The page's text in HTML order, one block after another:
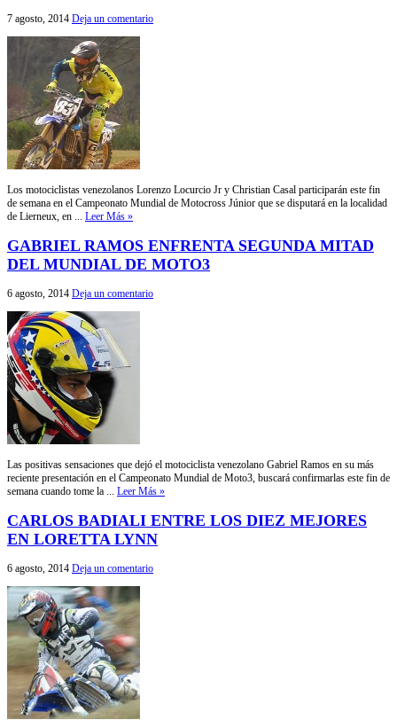
7 agosto, 2014 Deja un comentario
Los motociclistas venezolanos Lorenzo Locurcio Jr y Christian Casal participarán este fin
de semana en el Campeonato Mundial de Motocross Júnior que se disputará en la localidad
de Lierneux, en ... Leer Más »
GABRIEL RAMOS ENFRENTA SEGUNDA MITAD
DEL MUNDIAL DE MOTO3
6 agosto, 2014 Deja un comentario
Las positivas sensaciones que dejó el motociclista venezolano Gabriel Ramos en su más
reciente presentación en el Campeonato Mundial de Moto3, buscará confirmarlas este fin de
semana cuando tome la ... Leer Más »
CARLOS BADIALI ENTRE LOS DIEZ MEJORES
EN LORETTA LYNN
6 agosto, 2014 Deja un comentario